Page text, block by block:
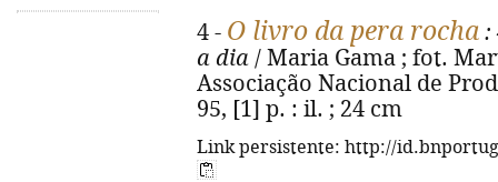
4 - O livro da pera rocha :
a dia / Maria Gama ; fot.
Associação Nacional de
95, [1] p. : il. ; 24 cm
Link persistente: http://